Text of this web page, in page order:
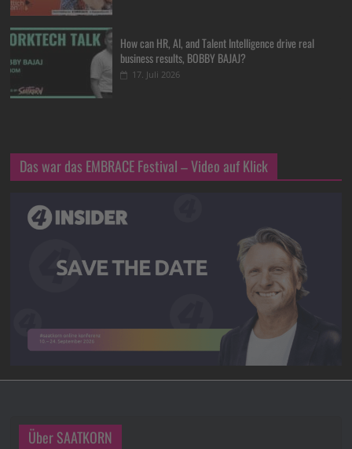
How can HR, AI, and Talent Intelligence drive real
business results, BOBBY BAJAJ?
17. Juli 2026
Das war das EMBRACE Festival – Video auf Klick
Über SAATKORN